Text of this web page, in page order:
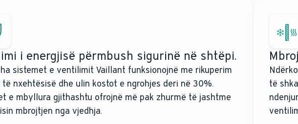
i energjisë përmbush sigurinë në shtëpi.
sistemet e ventilimit Vaillant funksionojnë me rikuperim
të nxehtësisë dhe ulin kostot e ngrohjes deri në 30%.
e mbyllura gjithashtu ofrojnë më pak zhurmë të jashtme
mbrojtjen nga vjedhja.
të